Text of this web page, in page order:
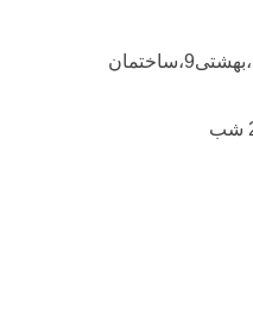
گیلان ، لاهیجان ، شیشه گران،بهشتی9،ساختمان